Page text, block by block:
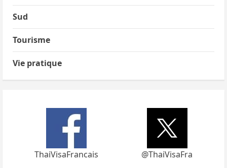
Sud
Tourisme
Vie pratique
ThaiVisaFrancais @ThaiVisaFra